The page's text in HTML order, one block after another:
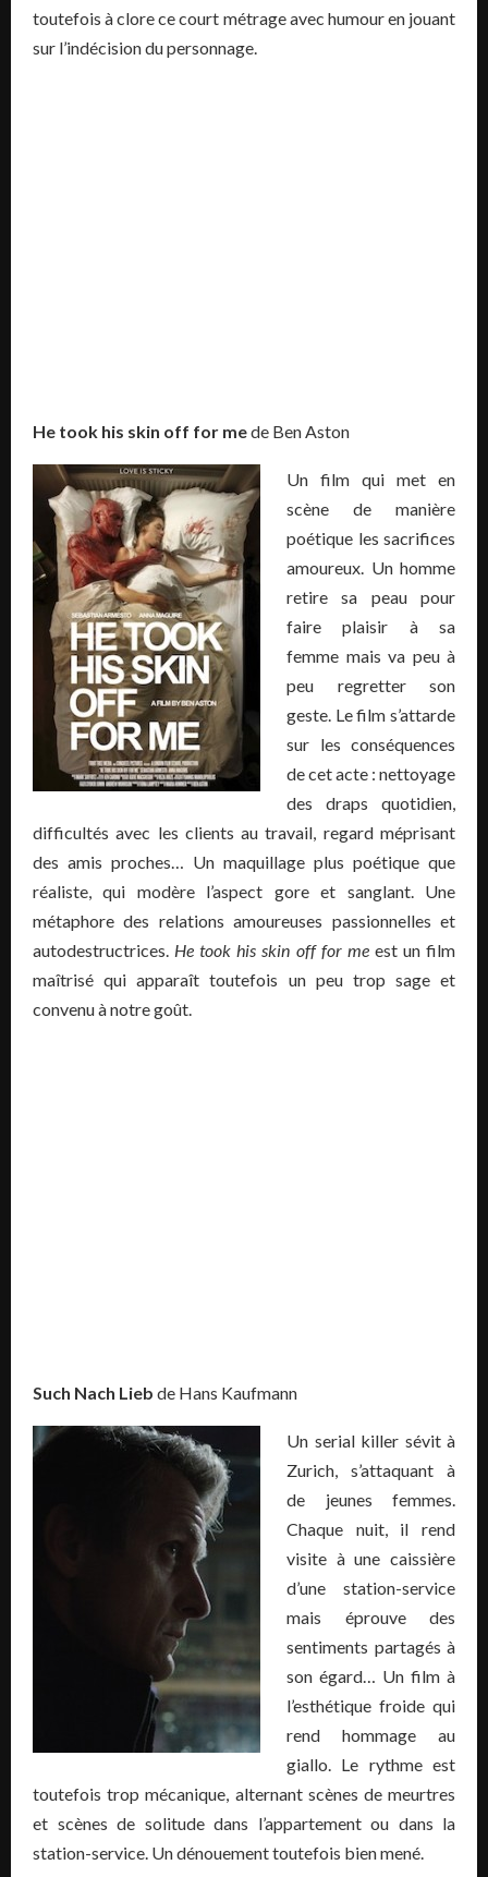
toutefois à clore ce court métrage avec humour en jouant
sur l’indécision du personnage.
He took his skin off for mede Ben Aston
Un film qui met en
scène de manière
poétique les sacrifices
amoureux. Un homme
retire sa peau pour
faire plaisir à sa
femme mais va peu à
peu regretter son
geste. Le film s’attarde
sur les conséquences
de cet acte : nettoyage
des draps quotidien,
difficultés avec les clients au travail, regard méprisant
des amis proches… Un maquillage plus poétique que
réaliste, qui modère l’aspect gore et sanglant. Une
métaphore des relations amoureuses passionnelles et
autodestructrices. He took his skin off for meest un film
maîtrisé qui apparaît toutefois un peu trop sage et
convenu à notre goût.
Such Nach Lieb de Hans Kaufmann
Un serial killer sévit à
Zurich, s’attaquant à
de jeunes femmes.
Chaque nuit, il rend
visite à une caissière
d’une station-service
mais éprouve des
sentiments partagés à
son égard… Un film à
l’esthétique froide qui
rend hommage au
giallo. Le rythme est
toutefois trop mécanique, alternant scènes de meurtres
et scènes de solitude dans l’appartement ou dans la
station-service. Un dénouement toutefois bien mené.